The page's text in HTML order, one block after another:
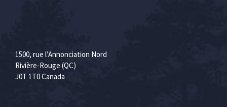
1500, rue l’Annonciation Nord
Rivière-Rouge (QC)
J0T 1T0 Canada